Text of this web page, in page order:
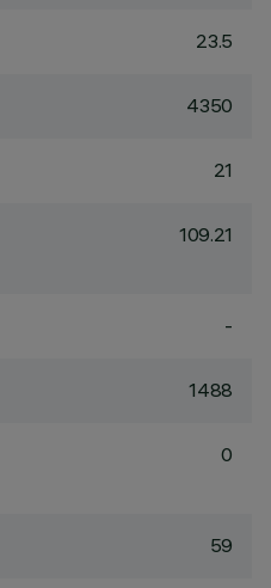
23.5
4350
21
109.21
-
1488
0
59